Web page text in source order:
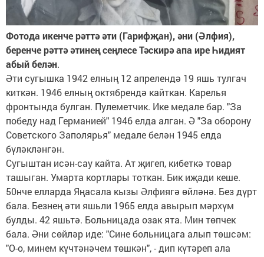
Фотода икенче рәттә әти (Гарифҗан), әни (Әлфия),
беренче рәттә әтинең сеңлесе Тәскирә апа ире Һидият
абый белән.
Әти сугышка 1942 елның 12 апрелендә 19 яшь тулгач
киткән. 1946 елның октябрендә кайткан. Карелья
фронтында булган. Пулеметчик. Ике медале бар. "За
победу над Германией" 1946 елда алган. Ә "За оборону
Советского Заполярья" медале белән 1945 елда
бүләкләнгән.
Сугыштан исән-сау кайта. Ат җигеп, кибеткә товар
ташыган. Умарта кортлары тоткан. Бик иҗади кеше.
50нче елларда Яңасала кызы Әлфиягә өйләнә. Без дүрт
бала. Безнең әти яшьли 1965 елда авырып мәрхүм
булды. 42 яшьтә. Больницада озак ята. Мин төпчек
бала. Әни сөйләр иде: "Сине больницага алып төшсәм:
"О-о, минем күчтәнәчем төшкән", - дип күтәреп ала